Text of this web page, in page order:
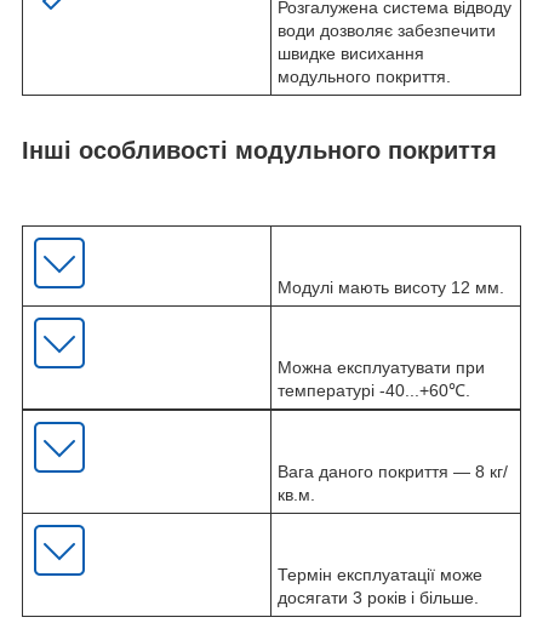
Розгалужена система відводу
води дозволяє забезпечити
швидке висихання
модульного покриття.
Інші особливості модульного покриття
Модулі мають висоту 12 мм.
Можна експлуатувати при
температурі -40...+60℃.
Вага даного покриття — 8 кг/
кв.м.
Термін експлуатації може
досягати 3 років і більше.